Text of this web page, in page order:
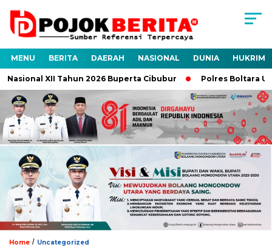
MENU BERITA DAERAH NASIONAL DUNIA HUKRIM
XII Tahun 2026 Buperta Cibubur Polres Boltara
Home / Uncategorized